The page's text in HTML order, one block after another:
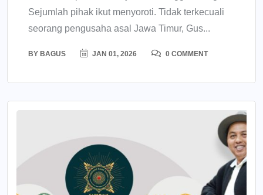
Sejumlah pihak ikut menyoroti. Tidak terkecuali
seorang pengusaha asal Jawa Timur, Gus...
BY BAGUS JAN 01, 2026 0 COMMENT